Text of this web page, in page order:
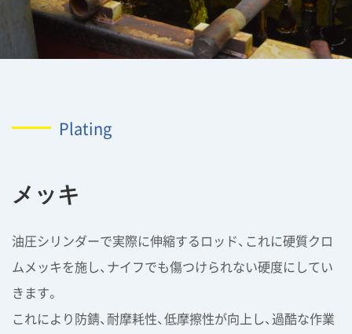
Plating
メッキ
油圧シリンダーで実際に伸縮するロッド、これに硬質クロ
ムメッキを施し、ナイフでも傷つけられない硬度にしてい
きます。
これにより防錆、耐摩耗性、低摩擦性が向上し、過酷な作業